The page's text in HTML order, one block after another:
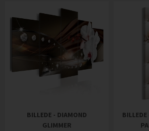
BILLEDE - DIAMOND
GLIMMER